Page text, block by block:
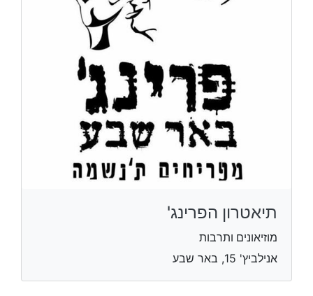
תיאטרון הפרינג'
מוזיאונים ותרבות
אנילביץ' 15, באר שבע